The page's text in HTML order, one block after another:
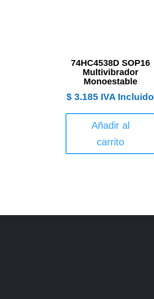
74HC4538D SOP16
Multivibrador
Monoestable
$ 3.185 IVA Incluido
Añadir al
carrito